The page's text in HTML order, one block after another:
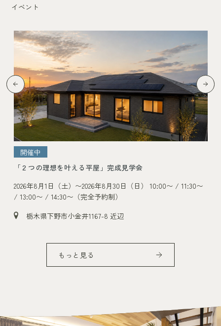
イベント
〜 / 11:30〜
「家事ラク動線で家族時間が増える家」完成見学会
2026年8月29日（土）〜2026年9月23日（水） 10:00〜 /
/ 13:00〜 / 14:30〜（完全予約制）
茨城県古河市小堤1142付近
もっと見る